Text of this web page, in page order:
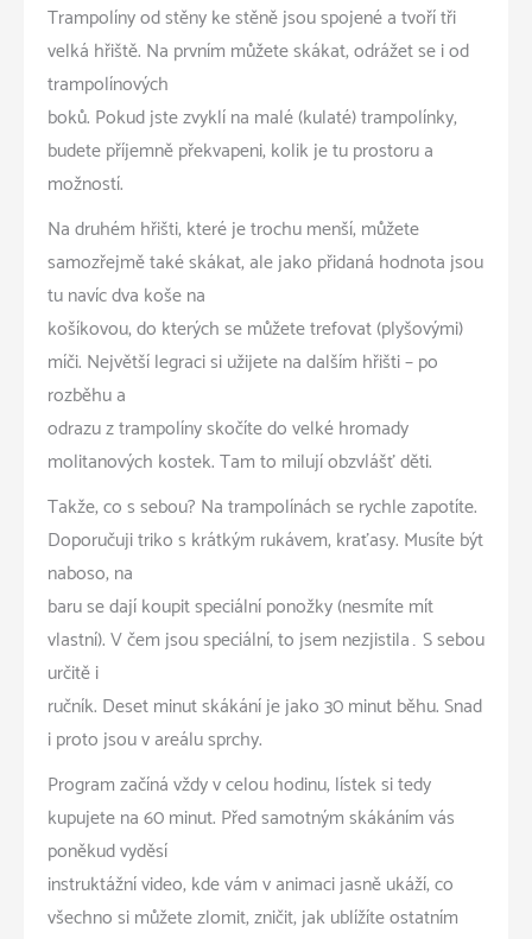
Trampolíny od stěny ke stěně jsou spojené a tvoří tři
velká hřiště. Na prvním můžete skákat, odrážet se i od
trampolínových
boků. Pokud jste zvyklí na malé (kulaté) trampolínky,
budete příjemně překvapeni, kolik je tu prostoru a
možností.
Na druhém hřišti, které je trochu menší, můžete
samozřejmě také skákat, ale jako přidaná hodnota jsou
tu navíc dva koše na
košíkovou, do kterých se můžete trefovat (plyšovými)
míči. Největší legraci si užijete na dalším hřišti – po
rozběhu a
odrazu z trampolíny skočíte do velké hromady
molitanových kostek. Tam to milují obzvlášť děti.
Takže, co s sebou? Na trampolínách se rychle zapotíte.
Doporučuji triko s krátkým rukávem, kraťasy. Musíte být
naboso, na
baru se dají koupit speciální ponožky (nesmíte mít
vlastní). V čem jsou speciální, to jsem nezjistila… S sebou
určitě i
ručník. Deset minut skákání je jako 30 minut běhu. Snad
i proto jsou v areálu sprchy.
Program začíná vždy v celou hodinu, lístek si tedy
kupujete na 60 minut. Před samotným skákáním vás
poněkud vyděsí
instruktážní video, kde vám v animaci jasně ukáží, co
všechno si můžete zlomit, zničit, jak ublížíte ostatním